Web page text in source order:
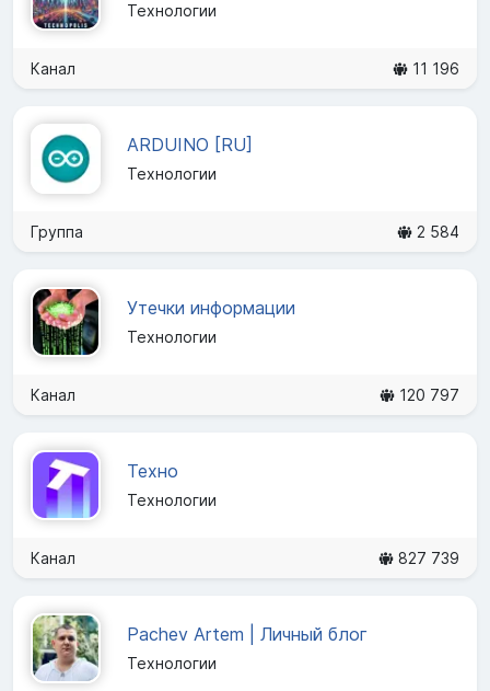
Технологии
Канал 11 196
ARDUINO [RU]
Технологии
Группа 2 584
Утечки информации
Технологии
Канал 120 797
Техно
Технологии
Канал 827 739
Pachev Artem | Личный блог
Технологии